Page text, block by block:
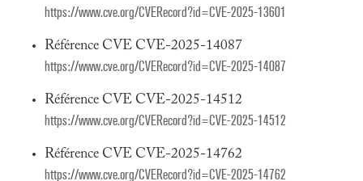
https://www.cve.org/CVERecord?id=CVE-2025-13601
Référence CVE CVE-2025-14087
https://www.cve.org/CVERecord?id=CVE-2025-14087
Référence CVE CVE-2025-14512
https://www.cve.org/CVERecord?id=CVE-2025-14512
Référence CVE CVE-2025-14762
https://www.cve.org/CVERecord?id=CVE-2025-14762